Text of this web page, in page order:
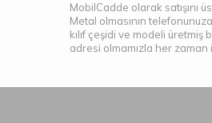
MobilCadde olarak satışını
Metal olmasının
kılıf çeşidi ve modeli
adresi olmamızla her zaman